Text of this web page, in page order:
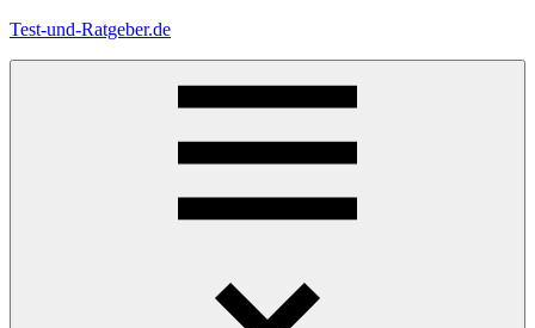
Zum
Test-und-Ratgeber.de